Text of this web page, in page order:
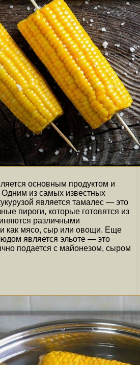
основным продуктом и
из самых известных
является тамалес — это
пироги, которые готовятся из
различными
как мясо, сыр или овощи. Еще
является эльоте — это
подается с майонезом, сыром